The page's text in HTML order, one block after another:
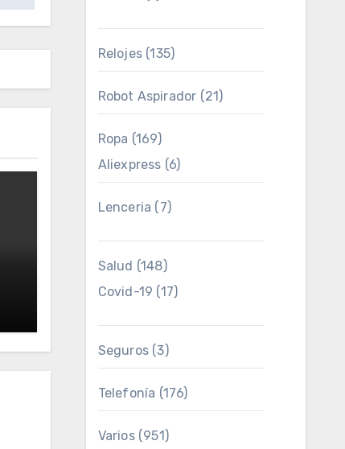
Relojes(135)
Robot Aspirador (21)
Ropa (169)
Aliexpress (6)
Lenceria (7)
Salud (148)
Covid-19 (17)
Seguros(3)
Telefonía (176)
Varios(951)